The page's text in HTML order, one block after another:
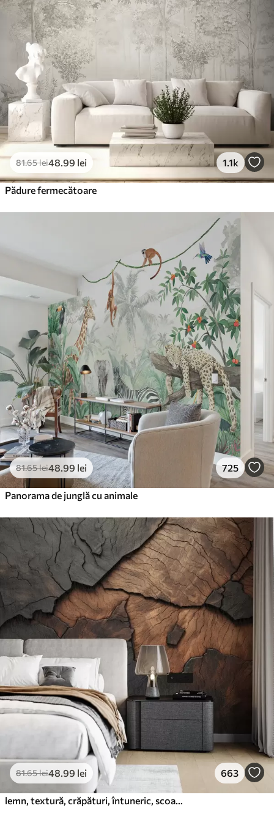
Premium
220.02132.01 lei
Vinil Premium
250.00150.00lei/m²
Peel and Stick
300.00
81.65lei48 .99 lei 1.1k
Pădure fermecătoare
81.65lei48 .99 lei 725
Panorama de junglă cu animale
81.65lei48 .99 lei 663